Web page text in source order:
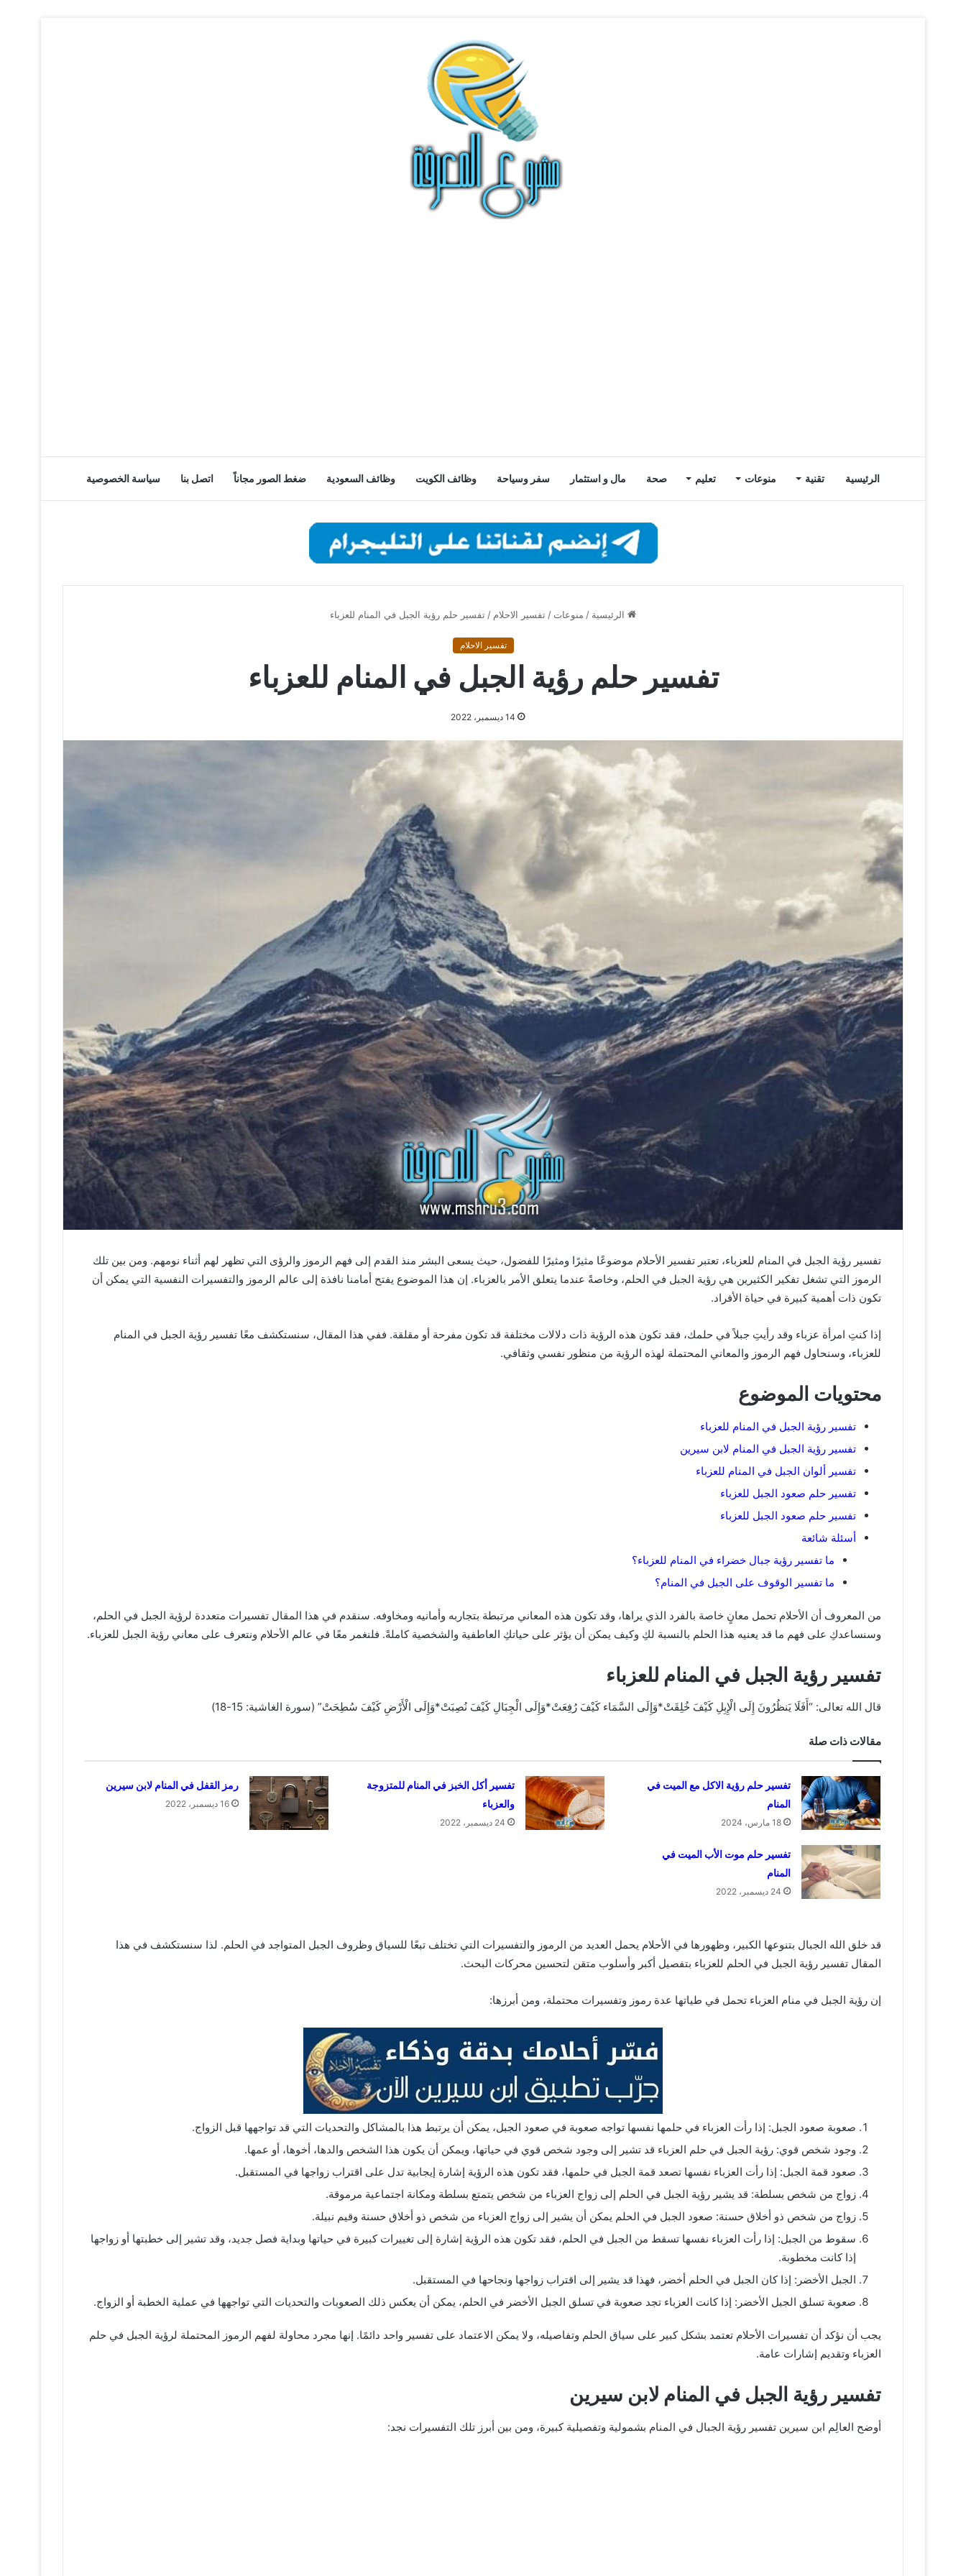
الرئيسية تقنية منوعات تعليم صحة مال و استثمار سفر وسياحة وظائف الكويت وظائف السعودية ضغط الصور مجاناً اتصل بنا سياسة الخصوصية
الرئيسية / منوعات / تفسير الاحلام / تفسير حلم رؤية الجبل في المنام للعزباء
تفسير الاحلام
تفسير حلم رؤية الجبل في المنام للعزباء
14 ديسمبر، 2022
تفسير رؤية الجبل في المنام للعزباء، تعتبر تفسير الأحلام موضوعًا مثيرًا ومثيرًا للفضول، حيث يسعى البشر منذ القدم إلى فهم الرموز والرؤى التي تظهر لهم أثناء نومهم. ومن بين تلك
الرموز التي تشغل تفكير الكثيرين هي رؤية الجبل في الحلم، وخاصةً عندما يتعلق الأمر بالعزباء. إن هذا الموضوع يفتح أمامنا نافذة إلى عالم الرموز والتفسيرات النفسية التي يمكن أن
تكون ذات أهمية كبيرة في حياة الأفراد.
إذا كنتِ امرأة عزباء وقد رأيتِ جبلاً في حلمك، فقد تكون هذه الرؤية ذات دلالات مختلفة قد تكون مفرحة أو مقلقة. ففي هذا المقال، سنستكشف معًا تفسير رؤية الجبل في المنام
للعزباء، وسنحاول فهم الرموز والمعاني المحتملة لهذه الرؤية من منظور نفسي وثقافي.
محتويات الموضوع
تفسير رؤية الجبل في المنام للعزباء
تفسير رؤية الجبل في المنام لابن سيرين
تفسير ألوان الجبل في المنام للعزباء
تفسير حلم صعود الجبل للعزباء
تفسير حلم صعود الجبل للعزباء
أسئلة شائعة
ما تفسير رؤية جبال خضراء في المنام للعزباء؟
ما تفسير الوقوف على الجبل في المنام؟
من المعروف أن الأحلام تحمل معانٍ خاصة بالفرد الذي يراها، وقد تكون هذه المعاني مرتبطة بتجاربه وأمانيه ومخاوفه. سنقدم في هذا المقال تفسيرات متعددة لرؤية الجبل في الحلم،
وسنساعدكِ على فهم ما قد يعنيه هذا الحلم بالنسبة لكِ وكيف يمكن أن يؤثر على حياتكِ العاطفية والشخصية كاملةً. فلنغمر معًا في عالم الأحلام ونتعرف على معاني رؤية الجبل للعزباء.
تفسير رؤية الجبل في المنام للعزباء
قال الله تعالى: “أَفَلَا يَنظُرُونَ إِلَى الْإِبِلِ كَيْفَ خُلِقَتْ*وَإِلَى السَّمَاء كَيْفَ رُفِعَتْ*وَإِلَى الْجِبَالِ كَيْفَ نُصِبَتْ*وَإِلَى الْأَرْضِ كَيْفَ سُطِحَتْ” (سورة الغاشية: 15-18)
مقالات ذات صلة
تفسير حلم رؤية الاكل مع الميت في
المنام
18 مارس، 2024
تفسير أكل الخبز في المنام للمتزوجة
والعزباء
24 ديسمبر، 2022
رمز القفل في المنام لابن سيرين
16 ديسمبر، 2022
تفسير حلم موت الأب الميت في
المنام
24 ديسمبر، 2022
قد خلق الله الجبال بتنوعها الكبير، وظهورها في الأحلام يحمل العديد من الرموز والتفسيرات التي تختلف تبعًا للسياق وظروف الجبل المتواجد في الحلم. لذا سنستكشف في هذا
المقال تفسير رؤية الجبل في الحلم للعزباء بتفصيل أكبر وأسلوب متقن لتحسين محركات البحث.
إن رؤية الجبل في منام العزباء تحمل في طياتها عدة رموز وتفسيرات محتملة، ومن أبرزها:
صعوبة صعود الجبل: إذا رأت العزباء في حلمها نفسها تواجه صعوبة في صعود الجبل، يمكن أن يرتبط هذا بالمشاكل والتحديات التي قد تواجهها قبل الزواج.
وجود شخص قوي: رؤية الجبل في حلم العزباء قد تشير إلى وجود شخص قوي في حياتها، ويمكن أن يكون هذا الشخص والدها، أخوها، أو عمها.
صعود قمة الجبل: إذا رأت العزباء نفسها تصعد قمة الجبل في حلمها، فقد تكون هذه الرؤية إشارة إيجابية تدل على اقتراب زواجها في المستقبل.
زواج من شخص بسلطة: قد يشير رؤية الجبل في الحلم إلى زواج العزباء من شخص يتمتع بسلطة ومكانة اجتماعية مرموقة.
زواج من شخص ذو أخلاق حسنة: صعود الجبل في الحلم يمكن أن يشير إلى زواج العزباء من شخص ذو أخلاق حسنة وقيم نبيلة.
سقوط من الجبل: إذا رأت العزباء نفسها تسقط من الجبل في الحلم، فقد تكون هذه الرؤية إشارة إلى تغييرات كبيرة في حياتها وبداية فصل جديد، وقد تشير إلى خطبتها أو زواجها
إذا كانت مخطوبة.
الجبل الأخضر: إذا كان الجبل في الحلم أخضر، فهذا قد يشير إلى اقتراب زواجها ونجاحها في المستقبل.
صعوبة تسلق الجبل الأخضر: إذا كانت العزباء تجد صعوبة في تسلق الجبل الأخضر في الحلم، يمكن أن يعكس ذلك الصعوبات والتحديات التي تواجهها في عملية الخطبة أو الزواج.
يجب أن نؤكد أن تفسيرات الأحلام تعتمد بشكل كبير على سياق الحلم وتفاصيله، ولا يمكن الاعتماد على تفسير واحد دائمًا. إنها مجرد محاولة لفهم الرموز المحتملة لرؤية الجبل في حلم
العزباء وتقديم إشارات عامة.
تفسير رؤية الجبل في المنام لابن سيرين
أوضح العالِم ابن سيرين تفسير رؤية الجبال في المنام بشمولية وتفصيلية كبيرة، ومن بين أبرز تلك التفسيرات نجد: